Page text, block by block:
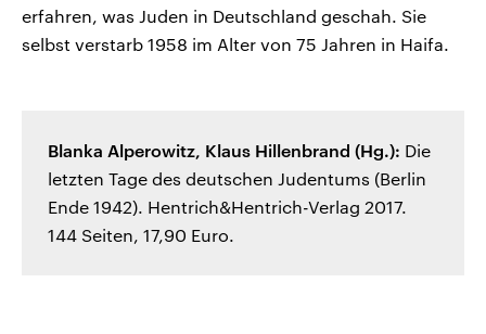
erfahren, was Juden in Deutschland geschah. Sie
selbst verstarb 1958 im Alter von 75 Jahren in Haifa.
Blanka Alperowitz, Klaus Hillenbrand (Hg.): Die
letzten Tage des deutschen Judentums (Berlin
Ende 1942). Hentrich&Hentrich-Verlag 2017.
144 Seiten, 17,90 Euro.